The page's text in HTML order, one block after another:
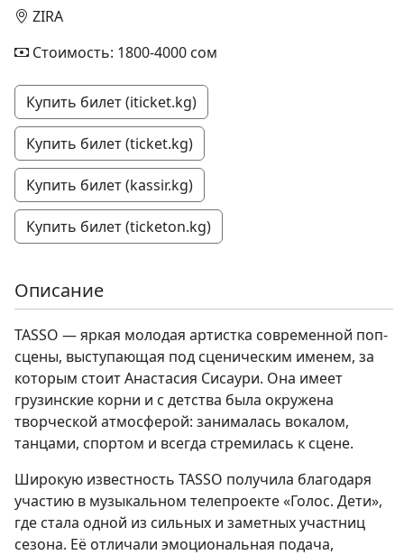
ZIRA
Стоимость: 1800-4000 сом
Купить билет (iticket.kg)
Купить билет (ticket.kg)
Купить билет (kassir.kg)
Купить билет (ticketon.kg)
Описание
TASSO — яркая молодая артистка современной поп-
сцены, выступающая под сценическим именем, за
которым стоит Анастасия Сисаури. Она имеет
грузинские корни и с детства была окружена
творческой атмосферой: занималась вокалом,
танцами, спортом и всегда стремилась к сцене.
Широкую известность TASSO получила благодаря
участию в музыкальном телепроекте «Голос. Дети»,
где стала одной из сильных и заметных участниц
сезона. Её отличали эмоциональная подача,